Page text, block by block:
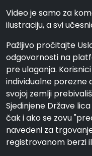
Video je samo za
ilustraciju, a svi
Pažljivo pročitajte
odgovornosti na
pre ulaganja.
individualne porezne
svojoj zemlji
Sjedinjene Države
čak i ako se zovu
navedeni za
registrovanom berzi